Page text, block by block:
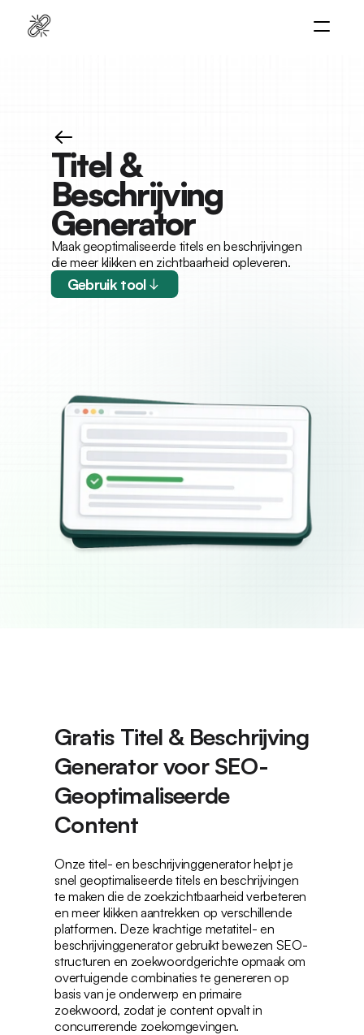
Titel &
Beschrijving
Generator
Maak geoptimaliseerde titels en beschrijvingen
die meer klikken en zichtbaarheid opleveren.
Gebruik tool
Diensten
Cases
Resources
Gratis Titel & Beschrijving
Generator voor SEO-
Geoptimaliseerde
Content
Onze titel- en beschrijvinggenerator helpt je
snel geoptimaliseerde titels en beschrijvingen
te maken die de zoekzichtbaarheid verbeteren
en meer klikken aantrekken op verschillende
platformen. Deze krachtige metatitel- en
beschrijvinggenerator gebruikt bewezen SEO-
structuren en zoekwoordgerichte opmaak om
overtuigende combinaties te genereren op
basis van je onderwerp en primaire
zoekwoord, zodat je content opvalt in
concurrerende zoekomgevingen.